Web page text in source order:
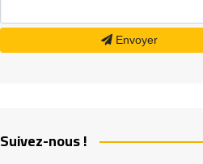
Envoyer
Suivez-nous !